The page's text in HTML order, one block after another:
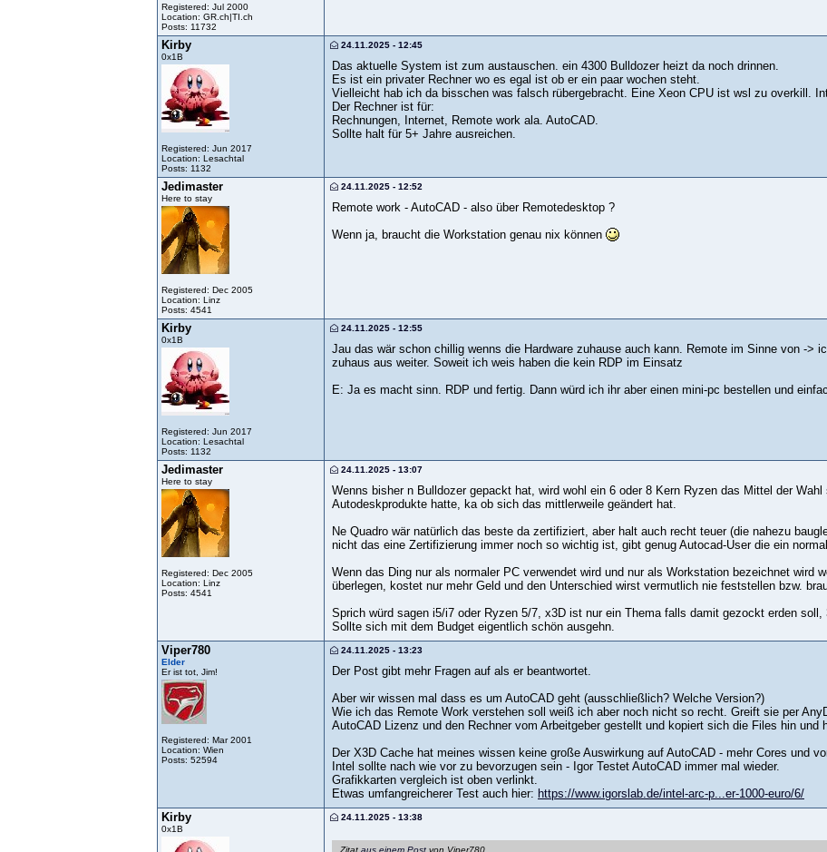
Registered: Jul 2000
Location: GR.ch|TI.ch
Posts: 11732
Kirby
0x1B
Registered: Jun 2017
Location: Lesachtal
Posts: 1132
24.11.2025 - 12:45
Das aktuelle System ist zum austauschen. ein 4300 Bulldozer heizt da noch drinnen.
Es ist ein privater Rechner wo es egal ist ob er ein paar wochen steht.
Vielleicht hab ich da bisschen was falsch rübergebracht. Eine Xeon CPU ist wsl zu overkill.
Der Rechner ist für:
Rechnungen, Internet, Remote work ala. AutoCAD.
Sollte halt für 5+ Jahre ausreichen.
Jedimaster
Here to stay
Registered: Dec 2005
Location: Linz
Posts: 4541
24.11.2025 - 12:52
Remote work - AutoCAD - also über Remotedesktop ?
Wenn ja, braucht die Workstation genau nix können
Kirby
0x1B
Registered: Jun 2017
Location: Lesachtal
Posts: 1132
24.11.2025 - 12:55
Jau das wär schon chillig wenns die Hardware zuhause auch kann. Remote im Sinne von ->
zuhaus aus weiter. Soweit ich weis haben die kein RDP im Einsatz
E: Ja es macht sinn. RDP und fertig. Dann würd ich ihr aber einen mini-pc bestellen und
Jedimaster
Here to stay
Registered: Dec 2005
Location: Linz
Posts: 4541
24.11.2025 - 13:07
Wenns bisher n Bulldozer gepackt hat, wird wohl ein 6 oder 8 Kern Ryzen das Mittel der
Autodeskprodukte hatte, ka ob sich das mittlerweile geändert hat.
Ne Quadro wär natürlich das beste da zertifiziert, aber halt auch recht teuer (die nahezu
nicht das eine Zertifizierung immer noch so wichtig ist, gibt genug Autocad-User die ein
Wenn das Ding nur als normaler PC verwendet wird und nur als Workstation bezeichnet
überlegen, kostet nur mehr Geld und den Unterschied wirst vermutlich nie feststellen bzw.
Sprich würd sagen i5/i7 oder Ryzen 5/7, x3D ist nur ein Thema falls damit gezockt erden
Sollte sich mit dem Budget eigentlich schön ausgehn.
Viper780
Elder
Er ist tot, Jim!
Registered: Mar 2001
Location: Wien
Posts: 52594
24.11.2025 - 13:23
Der Post gibt mehr Fragen auf als er beantwortet.
Aber wir wissen mal dass es um AutoCAD geht (ausschließlich? Welche Version?)
Wie ich das Remote Work verstehen soll weiß ich aber noch nicht so recht. Greift sie per
AutoCAD Lizenz und den Rechner vom Arbeitgeber gestellt und kopiert sich die Files hin und
Der X3D Cache hat meines wissen keine große Auswirkung auf AutoCAD - mehr Cores und
Intel sollte nach wie vor zu bevorzugen sein - Igor Testet AutoCAD immer mal wieder.
Grafikkarten vergleich ist oben verlinkt.
Etwas umfangreicherer Test auch hier: https://www.igorslab.de/intel-arc-p...er-1000-euro/6/
Kirby
0x1B
24.11.2025 - 13:38
Zitat aus einem Post von Viper780